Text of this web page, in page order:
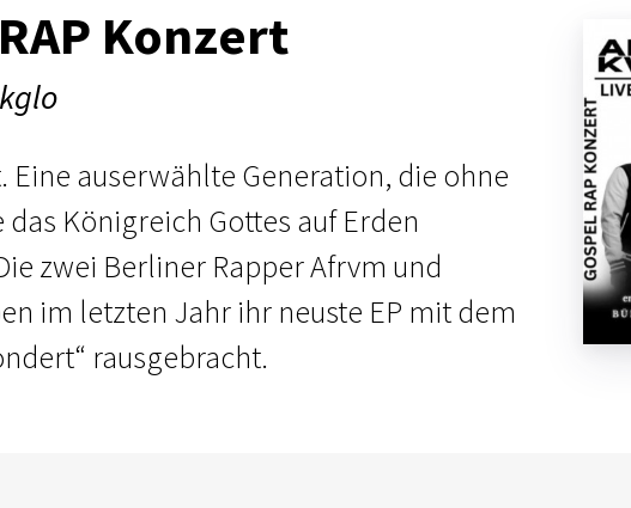
Konzert
Eine auserwählte Generation, die ohne
Königreich Gottes auf Erden
zwei Berliner Rapper Afrvm und
im letzten Jahr ihr neuste EP mit dem
rausgebracht.